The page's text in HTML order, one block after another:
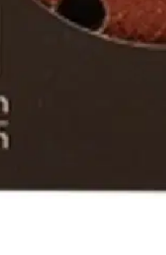
niitä voisi muuten parantaa, anna palautetta.